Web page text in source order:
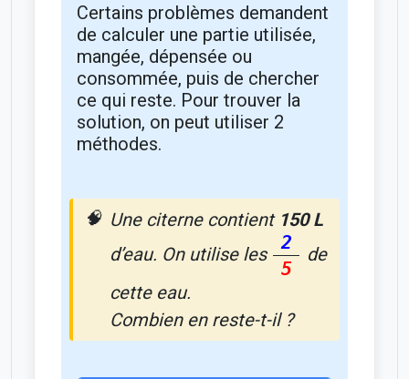
Certains problèmes demandent
de calculer une partie utilisée,
mangée, dépensée ou
consommée, puis de chercher
ce qui reste. Pour trouver la
solution, on peut utiliser 2
méthodes.
Une citerne contient 150 L
d’eau. On utilise les
2
5
de
cette eau.
Combien en reste-t-il ?